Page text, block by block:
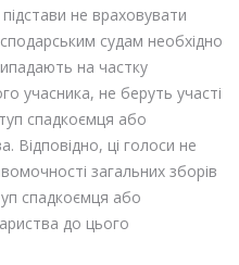
підстави не враховувати
судам необхідно
на частку
учасника, не беруть участі
спадкоємця або
Відповідно, ці голоси не
загальних зборів
спадкоємця або
до цього